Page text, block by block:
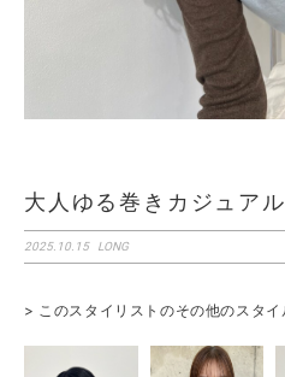
大人ゆる巻きカジュアル
2025.10.15 LONG
> このスタイリストのその他のスタイ